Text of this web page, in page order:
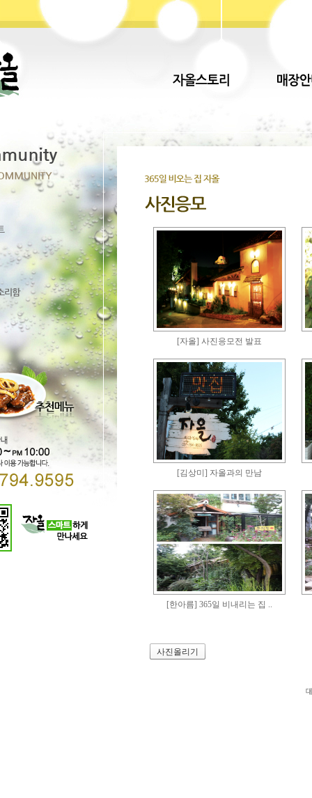
[자올] 사진응모전 발표
[김상미] 자올과의 만남
[한아름] 365일 비내리는 집 ..